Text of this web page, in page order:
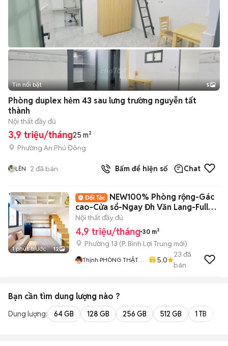
Tin nổi bật 5
Phòng duplex hẻm 43 sau lưng trường nguyễn tất
thành
Nội thất đầy đủ
3,9 triệu/tháng25 m²
Phường An Phú Đông
LÊN 2 đã bán Bấm để hiện số Chat
1 phút trước 12
NEW100% Phòng rộng-Gác
cao-Cửa sổ-Ngay Đh Văn Lang-Full
nội thất
Nội thất đầy đủ
4,9 triệu/tháng 30 m²
Phường 13 (P. Bình Lợi Trung mới)
Thịnh PHÒNG THẬT
5.0
23 đã
bán
Bạn cần tìm dung lượng nào ?
Dung lượng: 64 GB 128 GB 256 GB 512 GB 1 TB